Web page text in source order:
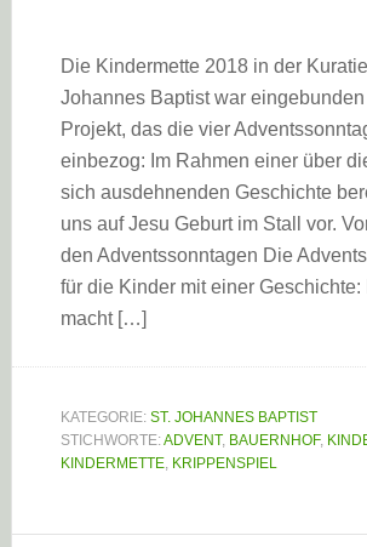
Die Kindermette 2018 in der
Johannes Baptist war
Projekt, das die vier
einbezog: Im Rahmen einer über
sich ausdehnenden Geschichte
uns auf Jesu Geburt im Stall vor.
den Adventssonntagen Die
für die Kinder mit einer Geschichte:
macht […]
KATEGORIE: ST. JOHANNES BAPTIST
STICHWORTE:ADVENT, BAUERNHOF,
KINDERMETTE, KRIPPENSPIEL